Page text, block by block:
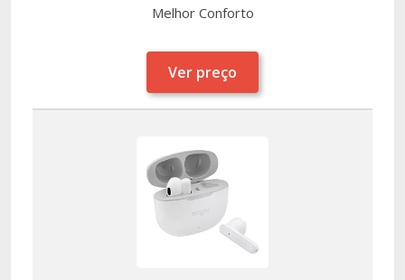
Melhor Conforto
Ver preço